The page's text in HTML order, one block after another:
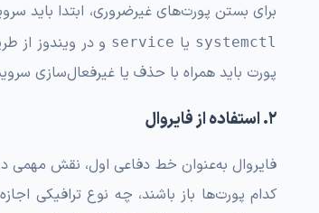
برای بستن پورت‌های غیرضروری، ابتدا باید
systemctl یا service
پورت باید همراه با حذف یا غیرفعال‌سازی
۲. استفاده از فایروال
فایروال به‌عنوان خط دفاعی اول، نقش مهمی
کدام پورت‌ها باز باشند، چه نوع ترافیکی